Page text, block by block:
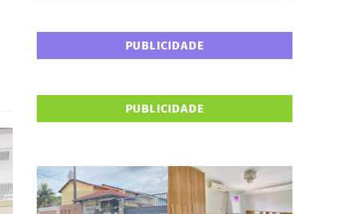
PUBLICIDADE
PUBLICIDADE